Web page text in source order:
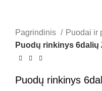
Pagrindinis
Puodai ir
Puodų rinkinys 6dalių
Puodų rinkinys